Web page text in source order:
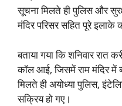
सूचना मिलते ही पुलिस और
मंदिर परिसर सहित पूरे इलाके
बताया गया कि शनिवार रात
कॉल आई, जिसमें राम मंदिर में
मिलते ही अयोध्या पुलिस,
सक्रिय हो गए।